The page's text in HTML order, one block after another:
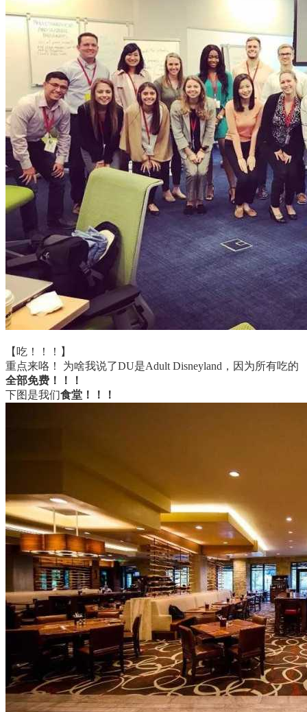
【吃！！！】
重点来咯！ 为啥我说了DU是Adult Disneyland，因为所有吃的
全部免费！！！
下图是我们食堂！！！